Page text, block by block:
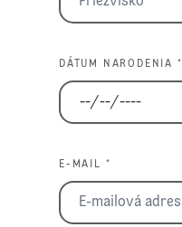
DÁTUM NARODENIA *
E-MAIL *